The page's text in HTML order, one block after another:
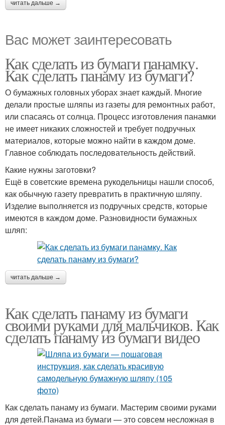
читать дальше →
Вас может заинтересовать
Как сделать из бумаги панамку.
Как сделать панаму из бумаги?
О бумажных головных уборах знает каждый. Многие
делали простые шляпы из газеты для ремонтных работ,
или спасаясь от солнца. Процесс изготовления панамки
не имеет никаких сложностей и требует подручных
материалов, которые можно найти в каждом доме.
Главное соблюдать последовательность действий.
Какие нужны заготовки?
Ещё в советские времена рукодельницы нашли способ,
как обычную газету превратить в практичную шляпу.
Изделие выполняется из подручных средств, которые
имеются в каждом доме. Разновидности бумажных
шляп:
читать дальше →
Как сделать панаму из бумаги
своими руками для мальчиков. Как
сделать панаму из бумаги видео
Как сделать панаму из бумаги. Мастерим своими руками
для детей.Панама из бумаги — это совсем несложная в